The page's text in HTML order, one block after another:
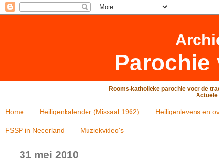
Parochie
Rooms-katholieke parochie voor de
Actuele
Home Heiligenkalender (Missaal 1962) Heiligenlevens en
FSSP in Nederland Muziekvideo's
31 mei 2010